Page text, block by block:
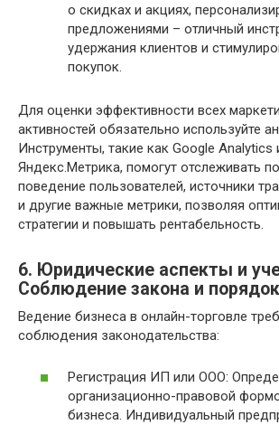
о скидках и акциях,
предложениями – отличный
удержания клиентов и
покупок.
Для оценки эффективности всех
активностей обязательно используйте
Инструменты, такие как Google Analytics
Яндекс.Метрика, помогут отслеживать
поведение пользователей, источники
и другие важные метрики, позволяя
стратегии и повышать рентабельность.
6. Юридические аспекты и
Соблюдение закона и порядок
Ведение бизнеса в онлайн-торговле
соблюдения законодательства:
Регистрация ИП или ООО:
организационно-правовой
бизнеса. Индивидуальный